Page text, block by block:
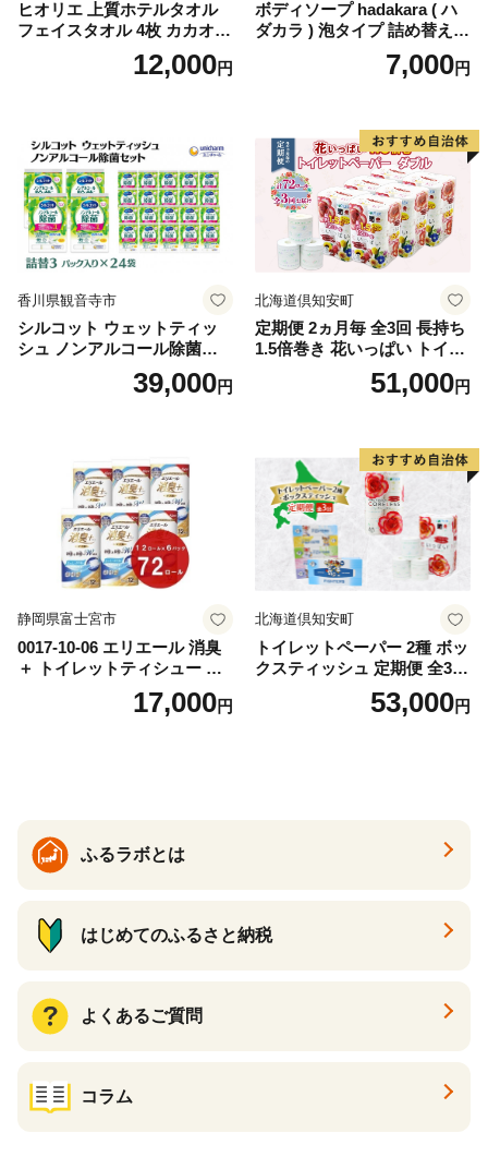
ヒオリエ 上質ホテルタオル
フェイスタオル 4枚 カカオ
【タオル 泉州タオル 吸水 普
段使い 無地 シンプル 日用品
12,000円
ボディソープ hadakara ( ハ
ダカラ ) 泡タイプ 詰め替え 4
40ml×4袋 ボディーソープ 泡
ボディソープ 泡 日用品 消耗
泡石鹸 石鹸 兵庫 兵庫県 小野
7,000円
香川県観音寺市
シルコット ウェットティッ
シュ ノンアルコール除菌詰
替（43枚×3P）×24袋 日用品
おもちゃ 拭き取り 手拭き 外
39,000円
北海道倶知安町
定期便 2ヵ月毎 全3回 長持ち
1.5倍巻き 花いっぱい トイレ
ットペーパー ダブル 45ｍ 計
72ロール 全18種 花柄 プリン
ー 消耗品 備蓄 送料無料 北海
道 倶知安町 日用品
51,000円
静岡県富士宮市
0017-10-06 エリエール 消臭
＋ トイレットティシュー し
っかり香るフレッシュクリア
の香り ダブル 12ロール×6パ
17,000円
北海道倶知安町
トイレットペーパー 2種 ボッ
クスティッシュ 定期便 全3
回 日本製 まとめ買い 防災
常備品 日用雑貨 消耗品 生活
53,000円
ふるラボとは
はじめてのふるさと納税
よくあるご質問
コラム